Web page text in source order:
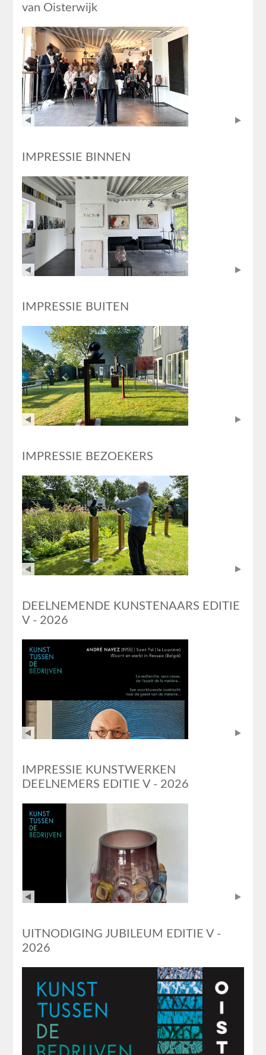
van Oisterwijk
IMPRESSIE BINNEN
IMPRESSIE BUITEN
IMPRESSIE BEZOEKERS
DEELNEMENDE KUNSTENAARS EDITIE
V - 2026
IMPRESSIE KUNSTWERKEN
DEELNEMERS EDITIE V - 2026
UITNODIGING JUBILEUM EDITIE V -
2026